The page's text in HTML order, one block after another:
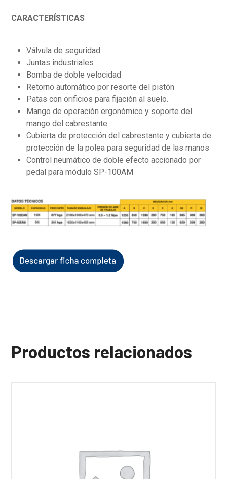
CARACTERÍSTICAS
Válvula de seguridad
Juntas industriales
Bomba de doble velocidad
Retorno automático por resorte del pistón
Patas con orificios para fijación al suelo.
Mango de operación ergonómico y soporte del
mango del cabrestante
Cubierta de protección del cabrestante y cubierta de
protección de la polea para seguridad de las manos
Control neumático de doble efecto accionado por
pedal para módulo SP-100AM
Productos relacionados